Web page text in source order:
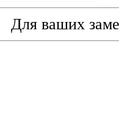
Для ваших